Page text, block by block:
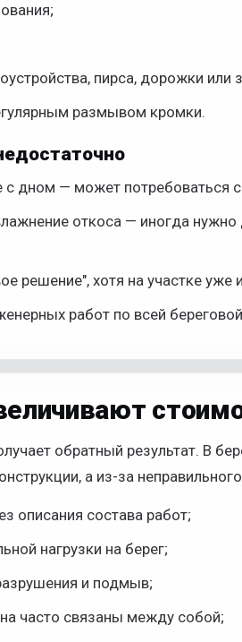
пирса, дорожки или
размывом кромки.
с дном — может потребоваться
откоса — иногда
решение", хотя на участке
работ по всей
обратный результат. В
а из-за
описания состава работ;
нагрузки на берег;
и подмыв;
часто связаны между собой;